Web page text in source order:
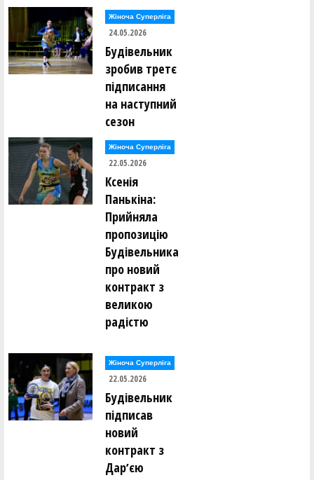
Жіноча Суперліга
24.05.2026
Будівельник
зробив третє
підписання
на наступний
сезон
Жіноча Суперліга
22.05.2026
Ксенія
Панькіна:
Прийняла
пропозицію
Будівельника
про новий
контракт з
великою
радістю
Жіноча Суперліга
22.05.2026
Будівельник
підписав
новий
контракт з
Дарʼєю